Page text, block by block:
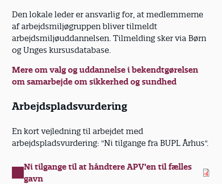
Den lokale leder er ansvarlig for, at medlemmerne
af arbejdsmiljøgruppen bliver tilmeldt
arbejdsmiljøuddannelsen. Tilmelding sker via Børn
og Unges kursusdatabase.
Mere om valg og uddannelse i bekendtgørelsen
om samarbejde om sikkerhed og sundhed
Arbejdspladsvurdering
En kort vejledning til arbejdet med
arbejdspladsvurdering: "Ni tilgange fra BUPL Århus".
​​​​​​​Ni tilgange til at håndtere APV’en til fælles
gavn